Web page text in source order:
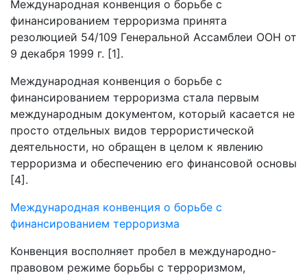
Международная конвенция о борьбе с
финансированием терроризма принята
резолюцией 54/109 Генеральной Ассамблеи ООН от
9 декабря 1999 г. [1].
Международная конвенция о борьбе с
финансированием терроризма стала первым
международным документом, который касается не
просто отдельных видов террористической
деятельности, но обращен в целом к явлению
терроризма и обеспечению его финансовой основы
[4].
Международная конвенция о борьбе с
финансированием терроризма
Конвенция восполняет пробел в международно-
правовом режиме борьбы с терроризмом,